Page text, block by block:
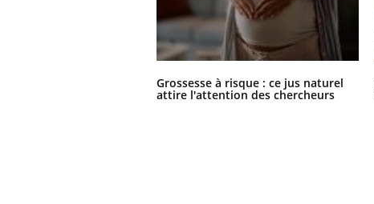
Grossesse à risque : ce jus naturel
attire l'attention des chercheurs